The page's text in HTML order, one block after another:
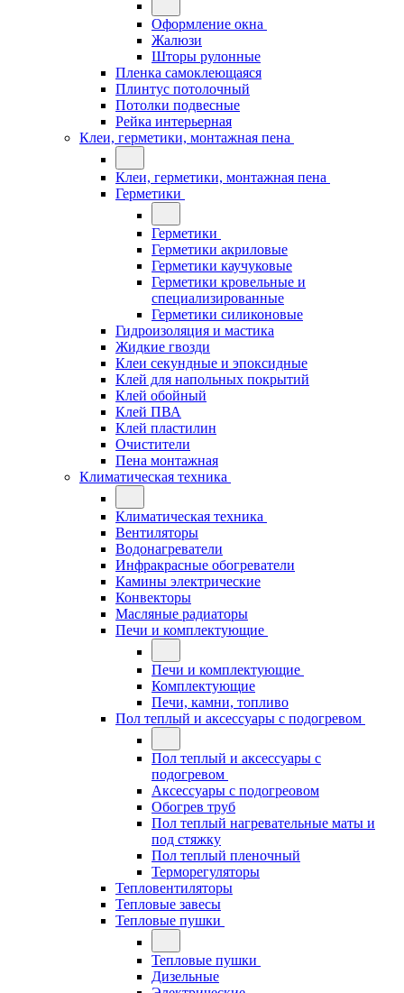
Оформление окна
Жалюзи
Шторы рулонные
Пленка самоклеющаяся
Плинтус потолочный
Потолки подвесные
Рейка интерьерная
Клеи, герметики, монтажная пена
Клеи, герметики, монтажная пена
Герметики
Герметики
Герметики акриловые
Герметики каучуковые
Герметики кровельные и
специализированные
Герметики силиконовые
Гидроизоляция и мастика
Жидкие гвозди
Клеи секундные и эпоксидные
Клей для напольных покрытий
Клей обойный
Клей ПВА
Клей пластилин
Очистители
Пена монтажная
Климатическая техника
Климатическая техника
Вентиляторы
Водонагреватели
Инфракрасные обогреватели
Камины электрические
Конвекторы
Масляные радиаторы
Печи и комплектующие
Печи и комплектующие
Комплектующие
Печи, камни, топливо
Пол теплый и аксессуары с подогревом
Пол теплый и аксессуары с
подогревом
Аксессуары с подогреовом
Обогрев труб
Пол теплый нагревательные маты и
под стяжку
Пол теплый пленочный
Терморегуляторы
Тепловентиляторы
Тепловые завесы
Тепловые пушки
Тепловые пушки
Дизельные